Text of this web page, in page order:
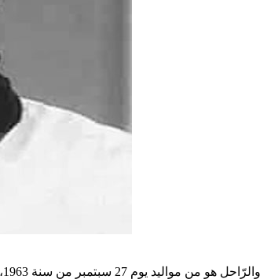
والرّاحل هو من مواليد يوم 27 سبتمبر من سنة 1963، أصيل منطقة القلعة من معتمدية دوز الشمالية